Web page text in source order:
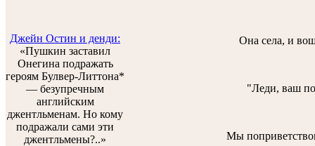
Джейн Остин и денди:
«Пушкин заставил
Онегина подражать
героям Булвер-Литтона*
— безупречным
английским
джентльменам. Но кому
подражали сами эти
джентльмены?..»
Она села, и
"Леди, ваш
Мы